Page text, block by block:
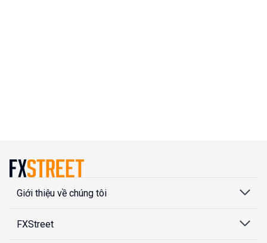
Giới thiệu về chúng tôi
FXStreet